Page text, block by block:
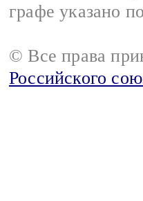
графе указано
© Все права
Российского